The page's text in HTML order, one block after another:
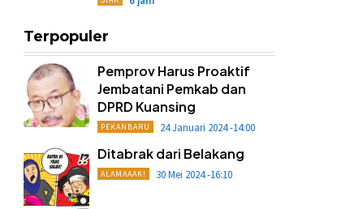
Terpopuler
Pemprov Harus Proaktif
Jembatani Pemkab dan
DPRD Kuansing
PEKANBARU 24 Januari 2024 -14:00
Ditabrak dari Belakang
ALAMAAAK! 30 Mei 2024 -16:10